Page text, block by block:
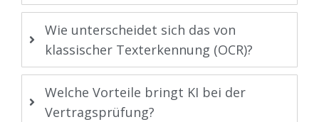
Wie unterscheidet sich das von
klassischer Texterkennung (OCR)?
Welche Vorteile bringt KI bei der
Vertragsprüfung?